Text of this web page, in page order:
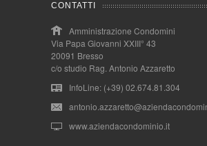
CONTATTI
Amministrazione Condomini
Via Papa Giovanni XXIII° 43
20091 Bresso
c/o studio Rag. Antonio Azzaretto
InfoLine: (+39) 02.674.81.304
www.aziendacondominio.it